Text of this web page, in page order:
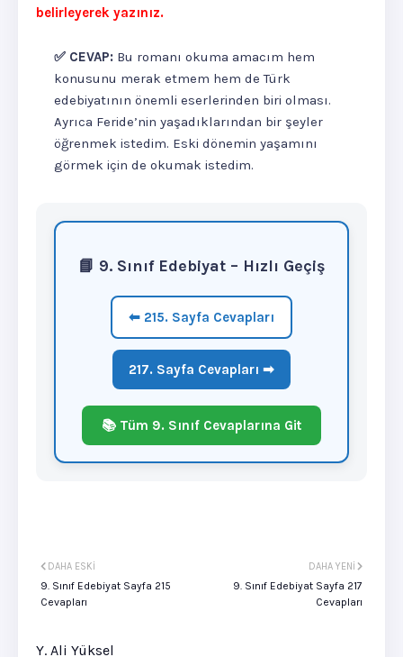
belirleyerek yazınız.
✅ CEVAP: Bu romanı okuma amacım hem
konusunu merak etmem hem de Türk
edebiyatının önemli eserlerinden biri olması.
Ayrıca Feride’nin yaşadıklarından bir şeyler
öğrenmek istedim. Eski dönemin yaşamını
görmek için de okumak istedim.
📘 9. Sınıf Edebiyat – Hızlı Geçiş
⬅ 215. Sayfa Cevapları
217. Sayfa Cevapları ➡
📚 Tüm 9. Sınıf Cevaplarına Git
DAHA YENI
9. Sınıf Edebiyat Sayfa 217
Cevapları
DAHA ESKI
9. Sınıf Edebiyat Sayfa 215
Cevapları
Y. Ali Yüksel